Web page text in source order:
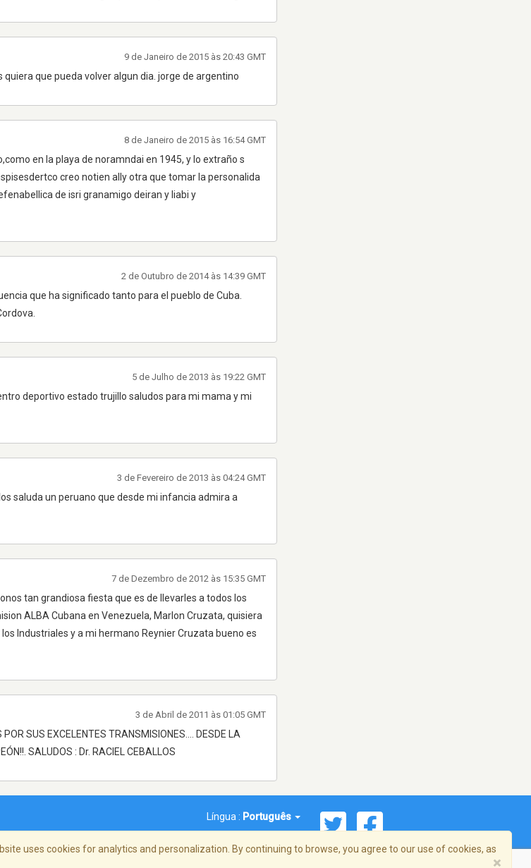
que pueda volver algun dia. jorge de argentino
9 de Janeiro de 2015 às 20:43 GMT
en la playa de noramndai en 1945, y lo extraño s
creo notien ally otra que tomar la personalida
de isri granamigo deiran y liabi y
8 de Janeiro de 2015 às 16:54 GMT
que ha significado tanto para el pueblo de Cuba.
2 de Outubro de 2014 às 14:39 GMT
deportivo estado trujillo saludos para mi mama y mi
5 de Julho de 2013 às 19:22 GMT
saluda un peruano que desde mi infancia admira a
3 de Fevereiro de 2013 às 04:24 GMT
tan grandiosa fiesta que es de llevarles a todos los
ALBA Cubana en Venezuela, Marlon Cruzata, quisiera
Industriales y a mi hermano Reynier Cruzata bueno es
7 de Dezembro de 2012 às 15:35 GMT
SUS EXCELENTES TRANSMISIONES.... DESDE LA
SALUDOS : Dr. RACIEL CEBALLOS
3 de Abril de 2011 às 01:05 GMT
Língua : Português
uses cookies for analytics and personalization. By continuing to browse, you agree to our use of cookies, as
×